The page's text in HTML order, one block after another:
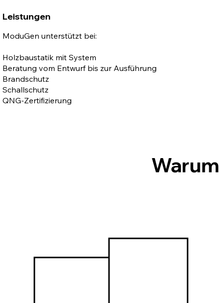
Leistungen
ModuGen unterstützt bei:
Holzbaustatik mit System
Beratung vom Entwurf bis zur Ausführung
Brandschutz
Schallschutz
QNG-Zertifizierung